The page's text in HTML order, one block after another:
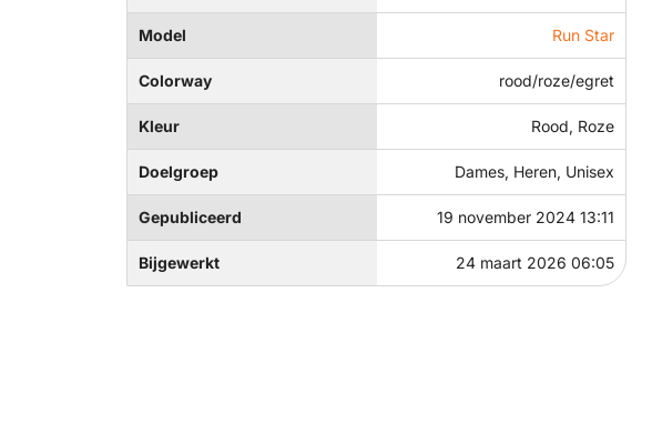
Model Run Star
Colorway rood/roze/egret
Kleur Rood, Roze
Doelgroep Dames, Heren, Unisex
Gepubliceerd 19 november 2024 13:11
Bijgewerkt 24 maart 2026 06:05